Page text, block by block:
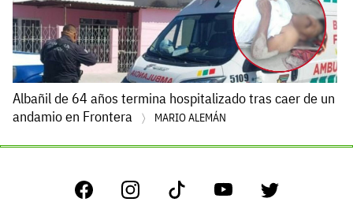
Albañil de 64 años termina hospitalizado tras caer de un
andamio en Frontera
MARIO ALEMÁN